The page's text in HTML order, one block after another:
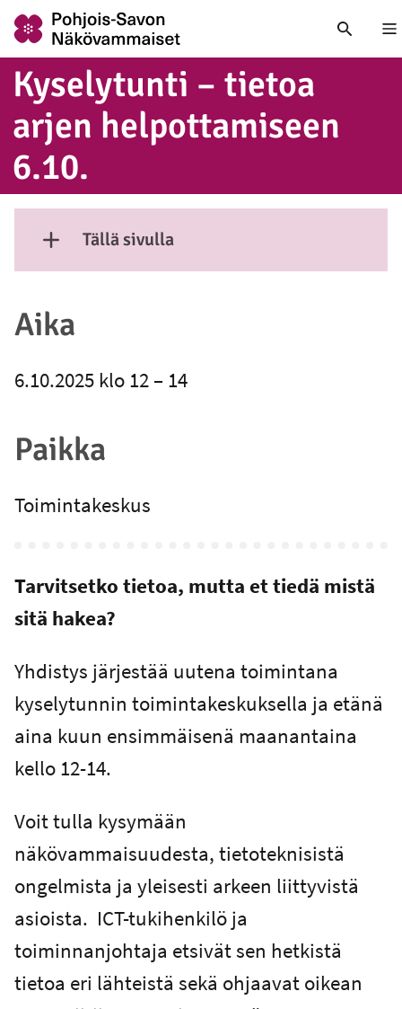
Ky­se­ly­tun­ti – tietoa
arjen hel­pot­ta­mi­seen
6.10.
Tällä sivulla
Näytä sisältö
Aika
6.10.2025 klo 12 – 14
Paikka
Toimintakeskus
Tarvitsetko tietoa, mutta et tiedä mistä
sitä hakea?
Yhdistys järjestää uutena toimintana
kyselytunnin toimintakeskuksella ja etänä
aina kuun ensimmäisenä maanantaina
kello 12-14.
Voit tulla kysymään
näkövammaisuudesta, tietoteknisistä
ongelmista ja yleisesti arkeen liittyvistä
asioista. ICT-tukihenkilö ja
toiminnanjohtaja etsivät sen hetkistä
tietoa eri lähteistä sekä ohjaavat oikean